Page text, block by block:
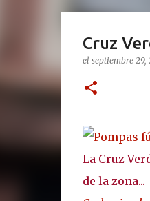
Cruz
el septiembre 29,
La Cruz
de la zona...